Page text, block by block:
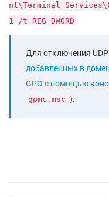
nt\Terminal
1 /t REG_DWORD
Для отключения UDP
добавленных в
GPO с помощью
gpmc.msc ).